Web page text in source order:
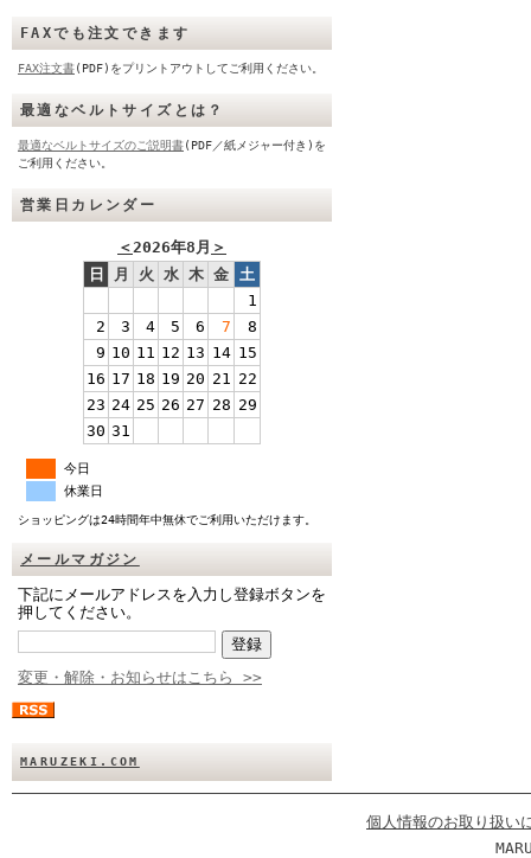
FAXでも注文できます
FAX注文書(PDF)をプリントアウトしてご利用ください。
最適なベルトサイズとは？
最適なベルトサイズのご説明書(PDF／紙メジャー付き)を
ご利用ください。
営業日カレンダー
＜2026年8月 ＞
日
月 火 水 木 金 土
1
2
3 4 5 6 7
8
9 10 11 12 13 14 15
16 17 18 19 20 21 22
23 24 25 26 27 28 29
30 31
今日
休業日
ショッピングは24時間年中無休でご利用いただけます。
メールマガジン
下記にメールアドレスを入力し登録ボタンを
押してください。
変更・解除・お知らせはこちら >>
MARUZEKI.COM
個人情報のお取り扱い